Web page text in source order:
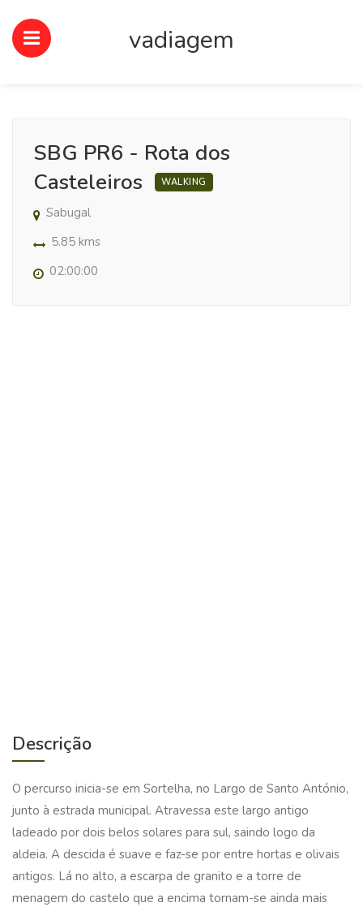
vadiagem
SBG PR6 - Rota dos
Casteleiros
WALKING
Sabugal
5.85 kms
02:00:00
Descrição
O percurso inicia-se em Sortelha, no Largo de Santo António,
junto à estrada municipal. Atravessa este largo antigo
ladeado por dois belos solares para sul, saindo logo da
aldeia. A descida é suave e faz-se por entre hortas e olivais
antigos. Lá no alto, a escarpa de granito e a torre de
menagem do castelo que a encima tornam-se ainda mais